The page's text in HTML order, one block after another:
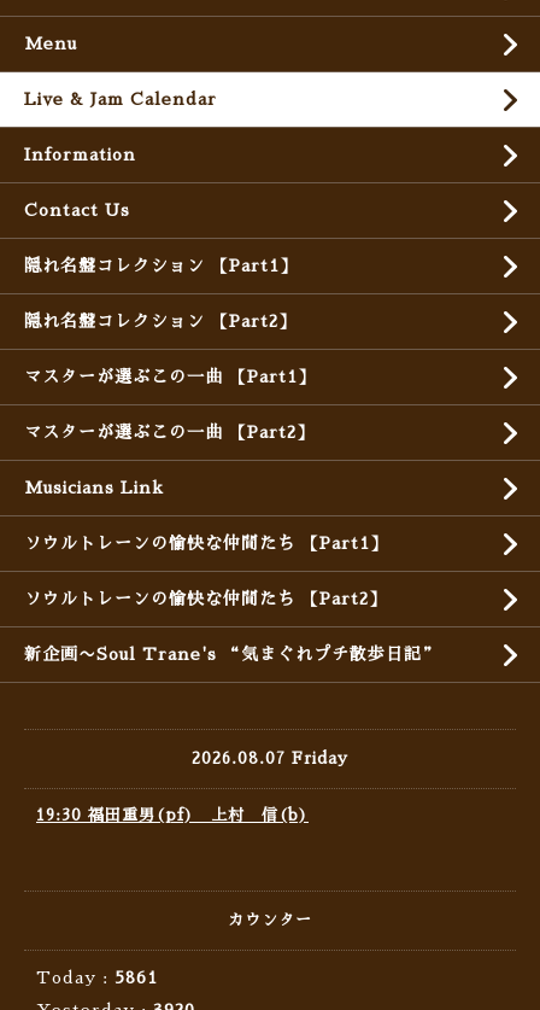
Menu
Live & Jam Calendar
Information
Contact Us
隠れ名盤コレクション 【Part1】
隠れ名盤コレクション 【Part2】
マスターが選ぶこの一曲 【Part1】
マスターが選ぶこの一曲 【Part2】
Musicians Link
ソウルトレーンの愉快な仲間たち 【Part1】
ソウルトレーンの愉快な仲間たち 【Part2】
新企画〜Soul Trane's “気まぐれプチ散歩日記”
2026.08.07 Friday
19:30 福田重男(pf) 上村 信(b)
カウンター
Today : 5861